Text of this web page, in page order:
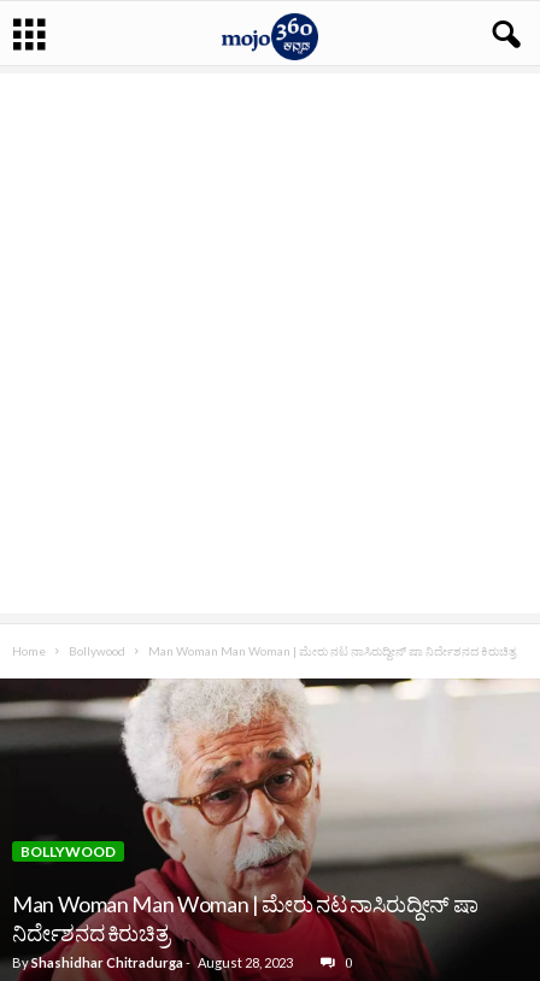
Home Bollywood Man Woman Man Woman | ಮೇರು ನಟ ನಾಸಿರುದ್ದೀನ್‌ ಷಾ ನಿರ್ದೇಶನದ ಕಿರುಚಿತ್ರ
BOLLYWOOD
Man Woman Man Woman | ಮೇರು ನಟ ನಾಸಿರುದ್ದೀನ್‌ ಷಾ
ನಿರ್ದೇಶನದ ಕಿರುಚಿತ್ರ
ByShashidhar Chitradurga- August 28, 2023 0